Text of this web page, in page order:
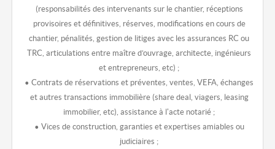
(responsabilités des intervenants sur le chantier, réceptions
provisoires et définitives, réserves, modifications en cours de
chantier, pénalités, gestion de litiges avec les assurances RC ou
TRC, articulations entre maître d’ouvrage, architecte, ingénieurs
et entrepreneurs, etc) ;
• Contrats de réservations et préventes, ventes, VEFA, échanges
et autres transactions immobilière (share deal, viagers, leasing
immobilier, etc), assistance à l'acte notarié ;
• Vices de construction, garanties et expertises amiables ou
judiciaires ;